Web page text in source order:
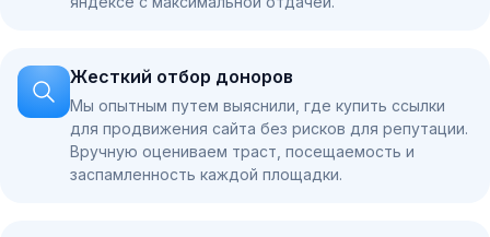
Жесткий отбор доноров
Мы опытным путем выяснили, где купить ссылки
для продвижения сайта без рисков для репутации.
Вручную оцениваем траст, посещаемость и
заспамленность каждой площадки.